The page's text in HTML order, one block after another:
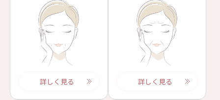
詳しく見る 詳しく見る